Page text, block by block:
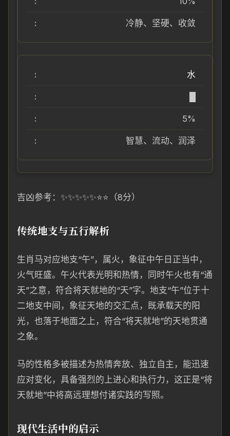
冷静、坚硬、收敛
水
5%
智慧、流动、润泽
吉凶参考：✨✨✨✨✨⭐⭐（8分）
传统地支与五行解析
生肖马对应地支“午”，属火，象征中午日正当中，
火气旺盛。午火代表光明和热情，同时午火也有“通
天”之意，符合将天就地的“天”字。地支“午”位于十
二地支中间，象征天地的交汇点，既承载天的阳
光，也落于地面之上，符合“将天就地”的天地贯通
之象。
马的性格多被描述为热情奔放、独立自主，能迅速
应对变化，具备强烈的上进心和执行力，这正是“将
天就地”中将高远理想付诸实践的写照。
现代生活中的启示